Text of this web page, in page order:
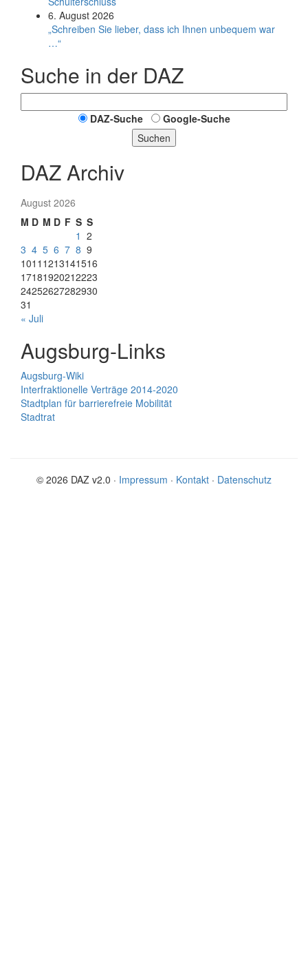
6. August 2026
„Schreiben Sie lieber, dass ich Ihnen unbequem war
…“
Suche in der DAZ
DAZ-Suche
Google-Suche
Suchen
DAZ Archiv
August 2026
M D M D F S S
1 2
3 4 5 6 7 8 9
1011 1213141516
17181920212223
24252627282930
31
« Juli
Augsburg-Links
Augsburg-Wiki
Interfraktionelle Verträge 2014-2020
Stadtplan für barrierefreie Mobilität
Stadtrat
© 2026 DAZ v2.0 · Impressum · Kontakt · Datenschutz